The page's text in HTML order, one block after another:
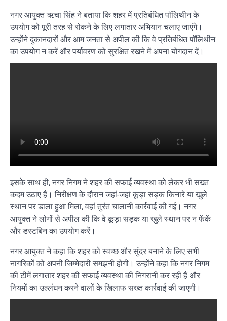
नगर आयुक्त ऋचा सिंह ने बताया कि शहर में प्रतिबंधित पॉलिथीन के
उपयोग को पूरी तरह से रोकने के लिए लगातार अभियान चलाए जाएंगे।
उन्होंने दुकानदारों और आम जनता से अपील की कि वे प्रतिबंधित पॉलिथीन
का उपयोग न करें और पर्यावरण को सुरक्षित रखने में अपना योगदान दें।
इसके साथ ही, नगर निगम ने शहर की सफाई व्यवस्था को लेकर भी सख्त
कदम उठाए हैं। निरीक्षण के दौरान जहां-जहां कूड़ा सड़क किनारे या खुले
स्थान पर डाला हुआ मिला, वहां तुरंत चालानी कार्रवाई की गई। नगर
आयुक्त ने लोगों से अपील की कि वे कूड़ा सड़क या खुले स्थान पर न फेंकें
और डस्टबिन का उपयोग करें।
नगर आयुक्त ने कहा कि शहर को स्वच्छ और सुंदर बनाने के लिए सभी
नागरिकों को अपनी जिम्मेदारी समझनी होगी। उन्होंने कहा कि नगर निगम
की टीमें लगातार शहर की सफाई व्यवस्था की निगरानी कर रही हैं और
नियमों का उल्लंघन करने वालों के खिलाफ सख्त कार्रवाई की जाएगी।